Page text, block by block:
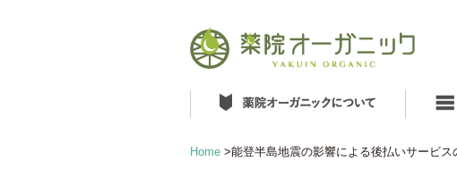
Home >能登半島地震の影響による後払いサービス